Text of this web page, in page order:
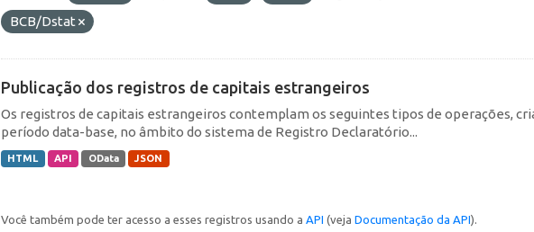
BCB/Dstat
Publicação dos registros de capitais estrangeiros
Os registros de capitais estrangeiros contemplam os seguintes tipos de operações,
período data-base, no âmbito do sistema de Registro Declaratório...
HTML API OData JSON
Você também pode ter acesso a esses registros usando a API (veja Documentação da API).